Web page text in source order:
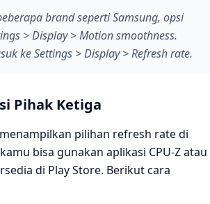
brand seperti Samsung, opsi
> Display > Motion smoothness.
ke Settings > Display > Refresh rate.
Pihak Ketiga
pilihan refresh rate di
bisa gunakan aplikasi CPU-Z atau
di Play Store. Berikut cara